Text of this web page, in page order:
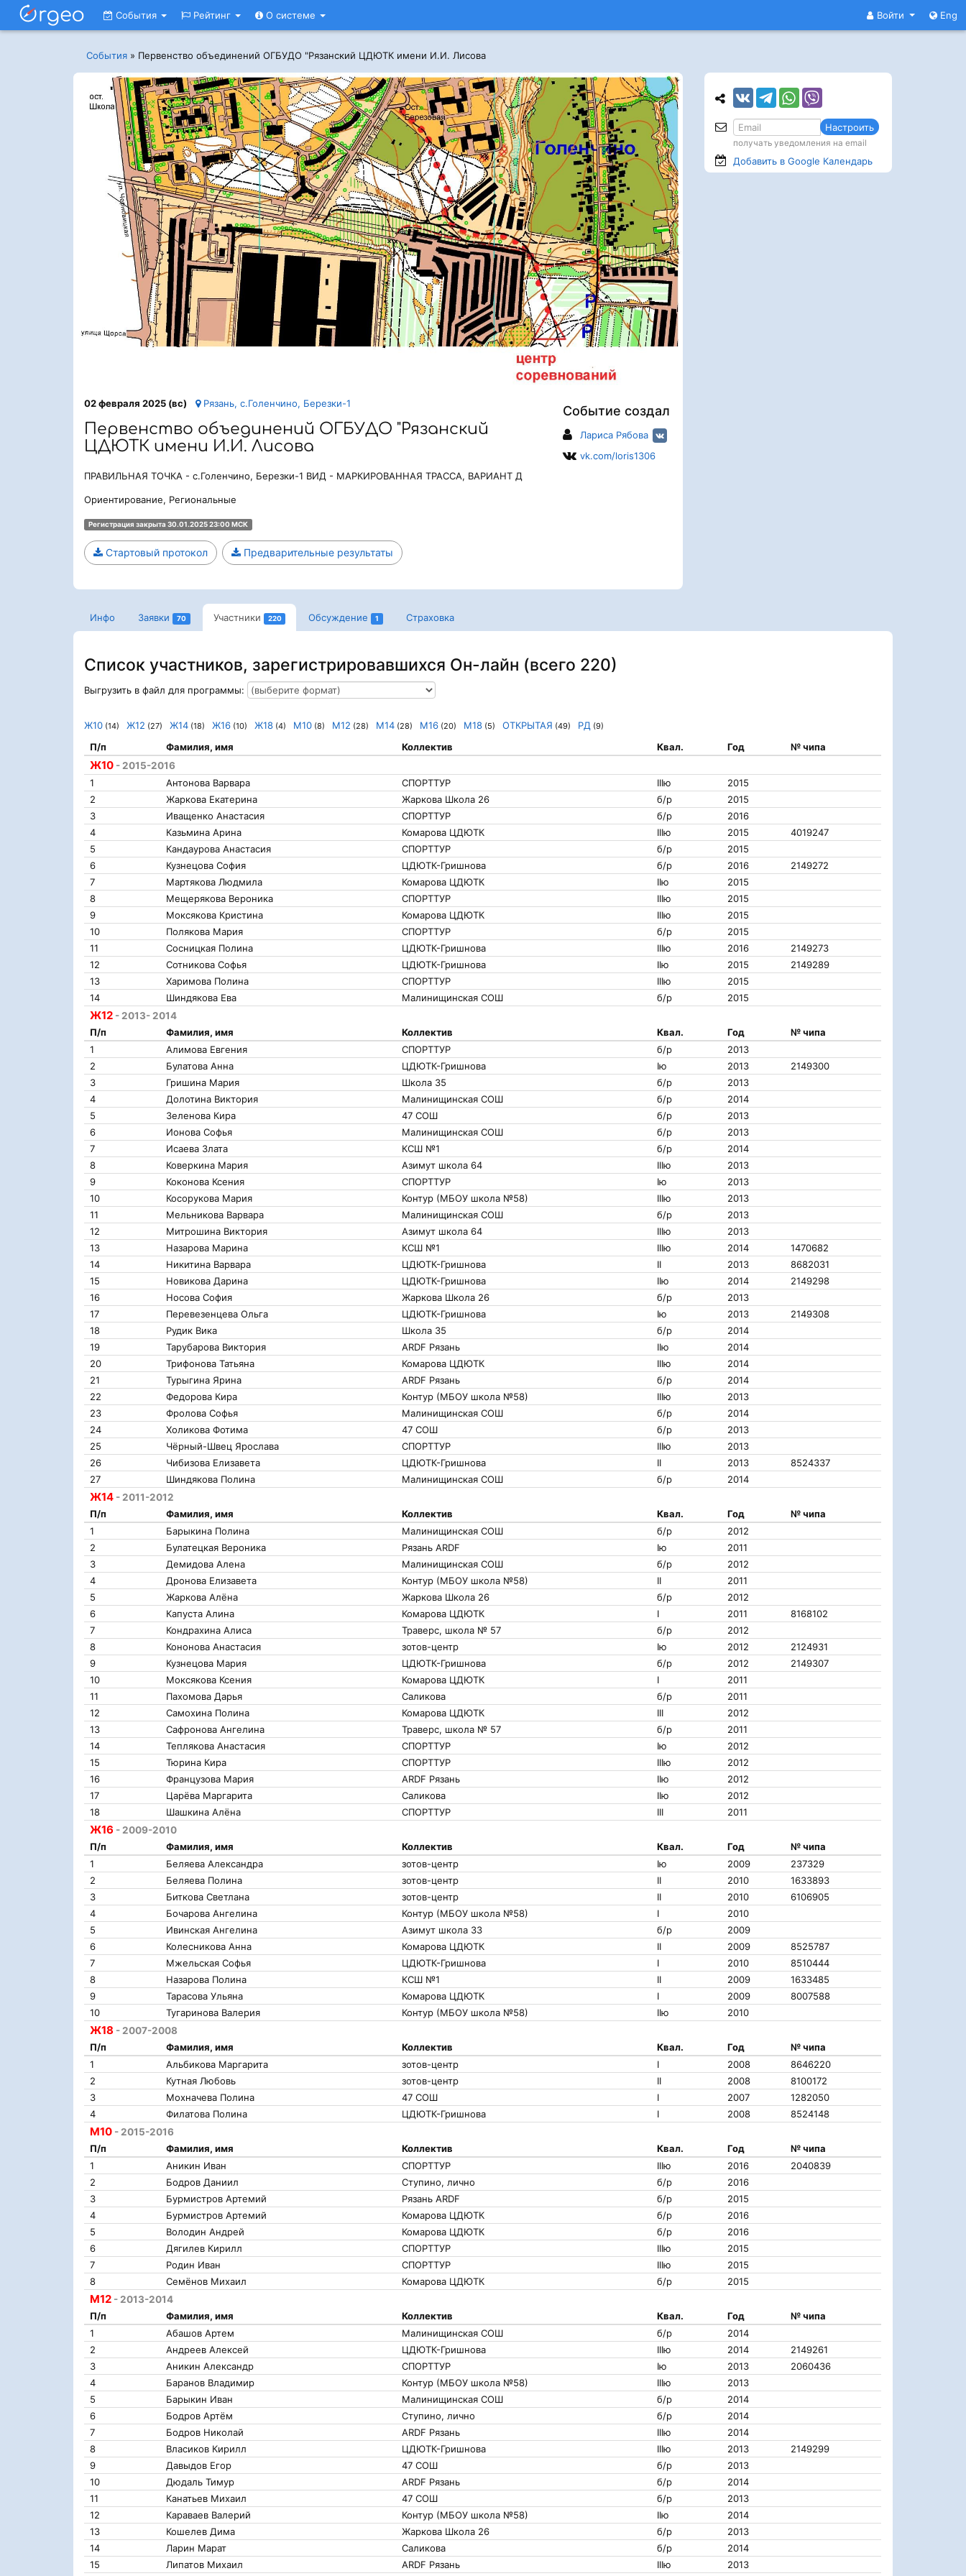
Войти Eng
События Рейтинг О системе
События » Первенство объединений ОГБУДО "Рязанский ЦДЮТК имени И.И. Лисова
Событие создал
Лариса Рябова
vk.com/loris1306
02 февраля 2025 (вс) Рязань, с.Голенчино, Березки-1
Первенство объединений ОГБУДО "Рязанский
ЦДЮТК имени И.И. Лисова
ПРАВИЛЬНАЯ ТОЧКА - с.Голенчино, Березки-1 ВИД - МАРКИРОВАННАЯ ТРАССА, ВАРИАНТ Д
Ориентирование, Региональные
Регистрация закрыта 30.01.2025 23:00 МСК
Стартовый протокол Предварительные результаты
Инфо Заявки 70 Участники 220 Обсуждение 1 Страховка
Список участников, зарегистрировавшихся Он-лайн (всего 220)
Выгрузить в файл для программы:
Ж10 (14) Ж12 (27) Ж14 (18) Ж16 (10) Ж18 (4) М10 (8) М12 (28) М14 (28) М16 (20) М18 (5) ОТКРЫТАЯ (49) РД (9)
Ж10 - 2015-2016
П/п Фамилия, имя Коллектив Квал. Год № чипа
1 Антонова Варвара СПОРТТУР IIIю
2015
2
Жаркова Екатерина Жаркова Школа 26 б/р
2015
3
Иващенко Анастасия СПОРТТУР б/р
2016
4
Казьмина Арина Комарова ЦДЮТК IIIю 2015
4019247
5
Кандаурова Анастасия СПОРТТУР б/р
2015
6
Кузнецова София ЦДЮТК-Гришнова б/р 2016
2149272
7
Мартякова Людмила Комарова ЦДЮТК IIю
2015
8
Мещерякова Вероника СПОРТТУР IIIю
2015
9
Моксякова Кристина Комарова ЦДЮТК IIIю
2015
10
Полякова Мария СПОРТТУР б/р
2015
11
Сосницкая Полина ЦДЮТК-Гришнова IIIю 2016
2149273
12
Сотникова Софья ЦДЮТК-Гришнова IIю 2015
2149289
13
Харимова Полина СПОРТТУР IIIю
2015
14
Шиндякова Ева Малинищинская СОШ б/р 2015
Ж12 - 2013- 2014
П/п
Фамилия, имя Коллектив Квал. Год
№ чипа
1
Алимова Евгения СПОРТТУР б/р
2013
2
Булатова Анна ЦДЮТК-Гришнова Iю 2013
2149300
3
Гришина Мария Школа 35 б/р
2013
4
Долотина Виктория Малинищинская СОШ б/р
2014
5
Зеленова Кира 47 СОШ б/р
2013
6
Ионова Софья Малинищинская СОШ б/р
2013
7
Исаева Злата КСШ №1 б/р
2014
8
Коверкина Мария Азимут школа 64 IIIю
2013
9
Коконова Ксения СПОРТТУР Iю
2013
10
Косорукова Мария Контур (МБОУ школа №58) IIIю
2013
11
Мельникова Варвара Малинищинская СОШ б/р
2013
12
Митрошина Виктория Азимут школа 64 IIIю
2013
13
Назарова Марина КСШ №1 IIIю 2014
1470682
14
Никитина Варвара ЦДЮТК-Гришнова II 2013
8682031
15
Новикова Дарина ЦДЮТК-Гришнова IIю 2014
2149298
16
Носова София Жаркова Школа 26 б/р
2013
17
Перевезенцева Ольга ЦДЮТК-Гришнова Iю 2013
2149308
18
Рудик Вика Школа 35 б/р
2014
19
Тарубарова Виктория ARDF Рязань IIю
2014
20
Трифонова Татьяна Комарова ЦДЮТК IIIю
2014
21
Турыгина Ярина ARDF Рязань б/р
2014
22
Федорова Кира Контур (МБОУ школа №58) IIIю
2013
23
Фролова Софья Малинищинская СОШ б/р
2014
24
Холикова Фотима 47 СОШ б/р
2013
25
Чëрный-Швец Ярослава СПОРТТУР IIIю
2013
26
Чибизова Елизавета ЦДЮТК-Гришнова II 2013
8524337
27
Шиндякова Полина Малинищинская СОШ б/р 2014
Ж14 - 2011-2012
П/п
Фамилия, имя Коллектив Квал. Год
№ чипа
1
Барыкина Полина Малинищинская СОШ б/р
2012
2
Булатецкая Вероника Рязань ARDF Iю
2011
3
Демидова Алена Малинищинская СОШ б/р
2012
4
Дронова Елизавета Контур (МБОУ школа №58) II
2011
5
Жаркова Алёна Жаркова Школа 26 б/р
2012
6
Капуста Алина Комарова ЦДЮТК I 2011
8168102
7
Кондрахина Алиса Траверс, школа № 57 б/р
2012
8
Кононова Анастасия зотов-центр Iю 2012
2124931
9
Кузнецова Мария ЦДЮТК-Гришнова б/р 2012
2149307
10
Моксякова Ксения Комарова ЦДЮТК I
2011
11
Пахомова Дарья Саликова б/р
2011
12
Самохина Полина Комарова ЦДЮТК III
2012
13
Сафронова Ангелина Траверс, школа № 57 б/р
2011
14
Теплякова Анастасия СПОРТТУР Iю
2012
15
Тюрина Кира СПОРТТУР IIIю
2012
16
Французова Мария ARDF Рязань IIю
2012
17
Царёва Маргарита Саликова IIю
2012
18
Шашкина Алёна СПОРТТУР III 2011
Ж16 - 2009-2010
П/п
Фамилия, имя Коллектив Квал. Год
№ чипа
1
Беляева Александра зотов-центр Iю 2009
237329
2
Беляева Полина зотов-центр II 2010
1633893
3
Биткова Светлана зотов-центр II 2010
6106905
4
Бочарова Ангелина Контур (МБОУ школа №58) I
2010
5
Ивинская Ангелина Азимут школа 33 б/р
2009
6
Колесникова Анна Комарова ЦДЮТК II 2009
8525787
7
Мжельская Софья ЦДЮТК-Гришнова I 2010
8510444
8
Назарова Полина КСШ №1 II 2009
1633485
9
Тарасова Ульяна Комарова ЦДЮТК I 2009
8007588
10
Тугаринова Валерия Контур (МБОУ школа №58) IIю 2010
Ж18 - 2007-2008
П/п
Фамилия, имя Коллектив Квал. Год
№ чипа
1
Альбикова Маргарита зотов-центр I 2008
8646220
2
Кутная Любовь зотов-центр II 2008
8100172
3
Мохначева Полина 47 СОШ I 2007
1282050
4
Филатова Полина ЦДЮТК-Гришнова I 2008 8524148
М10 - 2015-2016
П/п
Фамилия, имя Коллектив Квал. Год
№ чипа
1
Аникин Иван СПОРТТУР IIIю 2016
2040839
2
Бодров Даниил Ступино, лично б/р
2016
3
Бурмистров Артемий Рязань ARDF б/р
2015
4
Бурмистров Артемий Комарова ЦДЮТК б/р
2016
5
Володин Андрей Комарова ЦДЮТК б/р
2016
6
Дягилев Кирилл СПОРТТУР IIIю
2015
7
Родин Иван СПОРТТУР IIIю
2015
8
Семёнов Михаил Комарова ЦДЮТК б/р 2015
М12 - 2013-2014
П/п
Фамилия, имя Коллектив Квал. Год
№ чипа
1
Абашов Артем Малинищинская СОШ б/р
2014
2
Андреев Алексей ЦДЮТК-Гришнова IIIю 2014
2149261
3
Аникин Александр СПОРТТУР Iю 2013
2060436
4
Баранов Владимир Контур (МБОУ школа №58) IIIю
2013
5
Барыкин Иван Малинищинская СОШ б/р
2014
6
Бодров Артём Ступино, лично б/р
2014
7
Бодров Николай ARDF Рязань IIIю
2014
8
Власиков Кирилл ЦДЮТК-Гришнова IIIю 2013
2149299
9
Давыдов Егор 47 СОШ б/р
2013
10
Дюдаль Тимур ARDF Рязань б/р
2014
11
Канатьев Михаил 47 СОШ б/р
2013
12
Караваев Валерий Контур (МБОУ школа №58) IIю
2014
13
Кошелев Дима Жаркова Школа 26 б/р
2013
14
Ларин Марат Саликова б/р
2014
15
Липатов Михаил ARDF Рязань IIIю
2013
Настроить
получать уведомления на email
Добавить в Google Календарь